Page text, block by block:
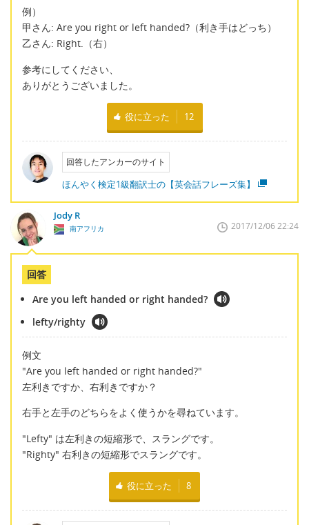
例）
甲さん: Are you right or left handed?（利き手はどっち）
乙さん: Right.（右）
参考にしてください、
ありがとうございました。
役に立った 12
回答したアンカーのサイト
ほんやく検定1級翻訳士の【英会話フレーズ集】
Jody R
南アフリカ 2017/12/06 22:24
回答
Are you left handed or right handed?
lefty/righty
例文
"Are you left handed or right handed?"
左利きですか、右利きですか？
右手と左手のどちらをよく使うかを尋ねています。
"Lefty" は左利きの短縮形で、スラングです。
"Righty" 右利きの短縮形でスラングです。
役に立った 8